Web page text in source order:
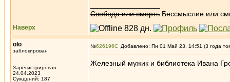
Свобода или смерть Бессмыслие или
Наверх
olo
заблокирован
Зарегистрирован:
24.04.2023
Суждений: 187
№626196 Добавлено: Пн 01 Май 23, 14:51 (3 года
Железный мужик и библиотека Ивана